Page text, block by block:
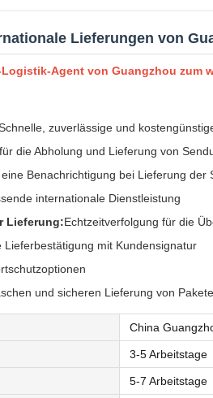
Lieferungen von
Agent von Guangzhou zum
zuverlässige und
die Abholung und Lieferung von
Benachrichtigung bei Lieferung der
internationale Dienstleistung
Lieferung:Echtzeitverfolgung für die
Lieferbestätigung mit Kundensignatur
und sicheren Lieferung von
China
3-5 Arbeitstage
5-7 Arbeitstage